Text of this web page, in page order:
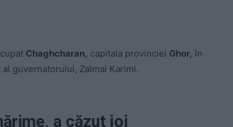
Chaghcharan, capitala provinciei Ghor, în
guvernatorului, Zalmai Karimi.
a căzut joi